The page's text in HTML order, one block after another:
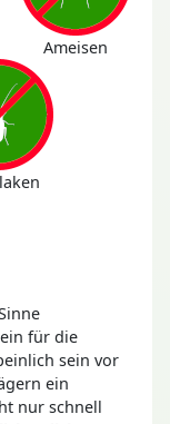
Ameisen
für die
sein vor
ein
nur schnell